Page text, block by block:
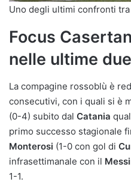
Uno degli ultimi confronti
Focus
nelle ultime
La compagine rossoblù è
consecutivi, con i quali si è
(0-4) subito dal Catania
primo successo stagionale
Monterosi (1-0 con gol di
infrasettimanale con il
1-1.